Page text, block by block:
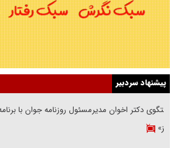
پیشنهاد سردبیر
گفتگوی دکتر اخوان مدیرمسئول روزنامه جوان با
هرمز»